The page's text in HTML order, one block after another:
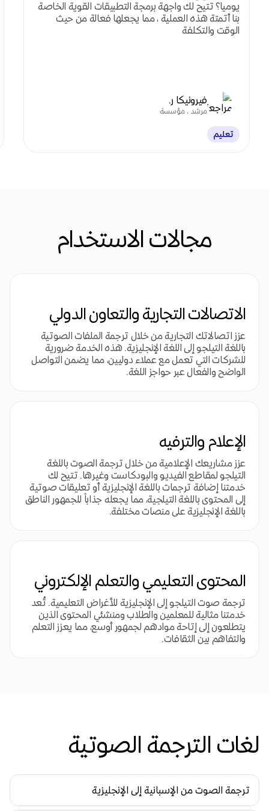
يوميا؟ تتيح لك واجهة برمجة التطبيقات القوية الخاصة
بنا أتمتة هذه العملية ، مما يجعلها فعالة من حيث
الوقت والتكلفة
فيرونيكا ر.
مرشد ، مؤسسة
تعليم
مجالات الاستخدام
الاتصالات التجارية والتعاون الدولي
عزز اتصالاتك التجارية من خلال ترجمة الملفات الصوتية
باللغة التيلجو إلى اللغة الإنجليزية. هذه الخدمة ضرورية
للشركات التي تعمل مع عملاء دوليين، مما يضمن التواصل
الواضح والفعال عبر حواجز اللغة.
الإعلام والترفيه
عزز مشاريعك الإعلامية من خلال ترجمة الصوت باللغة
التيلجو لمقاطع الفيديو والبودكاست وغيرها. تتيح لك
خدمتنا إضافة ترجمات باللغة الإنجليزية أو تعليقات صوتية
إلى المحتوى باللغة التيلجية، مما يجعله جذاباً للجمهور الناطق
باللغة الإنجليزية على منصات مختلفة.
المحتوى التعليمي والتعلم الإلكتروني
ترجمة صوت التيلجو إلى الإنجليزية للأغراض التعليمية. تُعد
خدمتنا مثالية للمعلمين والطلاب ومنشئي المحتوى الذين
يتطلعون إلى إتاحة موادهم لجمهور أوسع، مما يعزز التعلم
والتفاهم بين الثقافات.
لغات الترجمة الصوتية
ترجمة الصوت من الإسبانية إلى الإنجليزية